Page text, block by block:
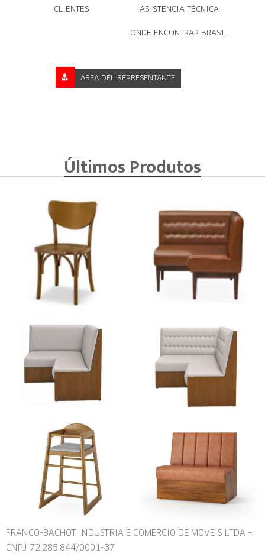
CLIENTES ASISTENCIA TÉCNICA
ONDE ENCONTRAR BRASIL
ÁREA DEL REPRESENTANTE
Últimos Produtos
FRANCO-BACHOT INDUSTRIA E COMERCIO DE MOVEIS LTDA –
CNPJ 72.285.844/0001-37